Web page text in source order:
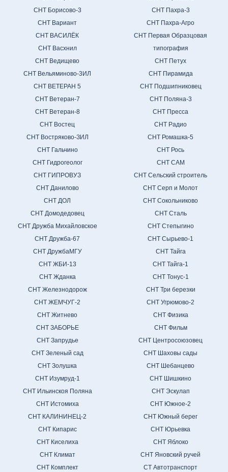
СНТ Борисово-3
СНТ Вариант
СНТ ВАСИЛЁК
СНТ Васхнил
СНТ Ведищево
СНТ Вельяминово-3ИЛ
СНТ ВЕТЕРАН 5
СНТ Ветеран-7
СНТ Ветеран-8
СНТ Востец
СНТ Востряково-ЗИЛ
СНТ Гальчино
СНТ Гидрогеолог
СНТ ГИПРОВУЗ
СНТ Данилово
СНТ ДОЛ
СНТ Домодедовец
СНТ Дружба Михайловское
СНТ Дружба-67
СНТ ДружбаМГУ
СНТ ЖБИ-13
СНТ Жданка
СНТ Железнодорож
СНТ ЖЕМЧУГ-2
СНТ Житнево
СНТ ЗАБОРЬЕ
СНТ Запрудье
СНТ Зеленый сад
СНТ Золушка
СНТ Изумруд-1
СНТ Ильинскоя Поляна
СНТ Истомиха
СНТ КАЛИНИНЕЦ-2
СНТ Кипарис
СНТ Киселиха
СНТ Климат
СНТ Комплект
СНТ Пахра-3
СНТ Пахра-Агро
СНТ Первая Образцовая
типография
СНТ Петух
СНТ Пирамида
СНТ Подшипниковец
СНТ Поляна-3
СНТ Пресса
СНТ Радио
СНТ Ромашка-5
СНТ Рось
СНТ САМ
СНТ Сельский строитель
СНТ Серп и Молот
СНТ Сокольниково
СНТ Сталь
СНТ Степыгино
СНТ Сырьево-1
СНТ Тайга
СНТ Тайга-1
СНТ Тонус-1
СНТ Три березки
СНТ Угрюмово-2
СНТ Физика
СНТ Фильм
СНТ Центросоюзовец
СНТ Шаховы сады
СНТ Шебанцево
СНТ Шишкино
СНТ Эскулап
СНТ Южное-2
СНТ Южный берег
СНТ Юрьевка
СНТ Яблоко
СНТ Яновский ручей
СТ Автотранспорт